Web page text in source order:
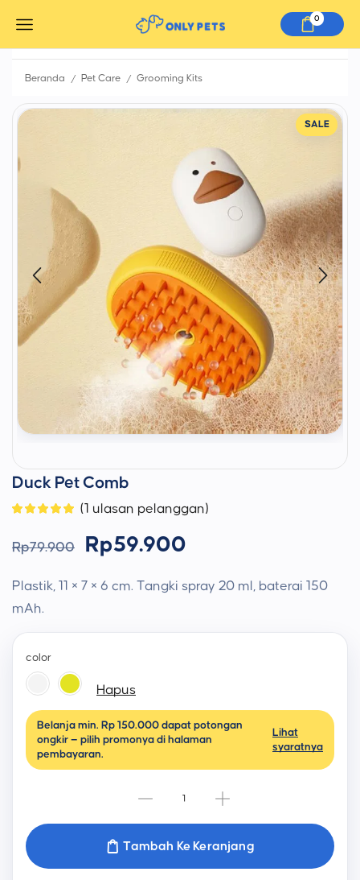
0
Beranda / Pet Care / Grooming Kits
SALE
Duck Pet Comb
(1 ulasan pelanggan)
Rp79.900 Rp59.900
Plastik, 11 × 7 × 6 cm. Tangki spray 20 ml, baterai 150
mAh.
color
Hapus
Belanja min. Rp 150.000 dapat potongan
ongkir — pilih promonya di halaman
pembayaran.
Lihat
syaratnya
Tambah Ke Keranjang